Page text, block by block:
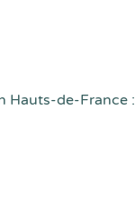
Hauts-de-France :